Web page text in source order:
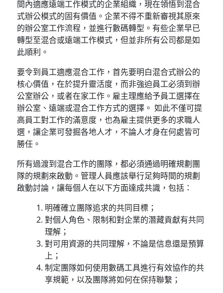
間內適應遠端工作模式的企業組織，現在領悟到混合
式辦公模式的固有價值。企業不得不重新審視其原來
的辦公室工作流程，並進行數碼轉型。有些企業早已
轉型至混合或遠端工作模式，但並非所有公司都是如
此順利。
要令到員工適應混合工作，首先要明白混合式辦公的
核心價值，在於提升靈活度，而非強迫員工必須到辦
公室辦公，或者在家工作。雇主理應給予員工選擇在
辦公室、遠端或混合工作方式的選擇。 如此不僅可提
高員工對工作的滿意度，也為雇主提供更多的求職人
選，讓企業可發掘各地人才，不論人才身在何處皆可
勝任。
所有過渡到混合工作的團隊，都必須通過明確規劃團
隊的規劃來啟動。管理人員應該舉行足夠時間的規劃
啟動討論，讓每個人在以下方面達成共識，包括：
明確確立團隊追求的共同目標；
對個人角色、限制和對企業的潛藏貢獻有共同
理解；
對可用資源的共同理解，不論是信息還是預算
上；
制定團隊如何使用數碼工具進行有效協作的共
享規範，以及團隊將如何在保持聯繫；